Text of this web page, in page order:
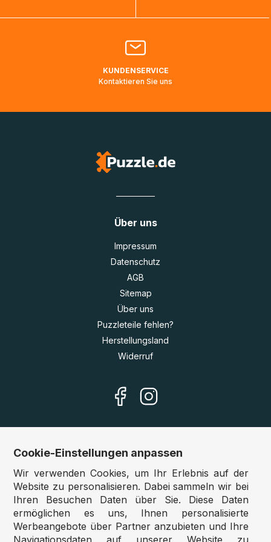
Bitte kontaktieren Sie denKundenservicefalls Ihr Paket
Lieferadressen in Deutschland oder Europa mehrere Tage
KUNDENSERVICE
Kontaktieren Sie uns
Über uns
Impressum
Datenschutz
AGB
Sitemap
Über uns
Puzzleteile fehlen?
Herstellungsland
Widerruf
Unsere Shops
Deutschland:www.puzzle.de
Österreich:
www.puzzle.at
Belgien:www.puzzle.be
Großbritannien:www.jigsawpuzzle.co.uk
Cookie-Einstellungen anpassen
Wir verwenden Cookies, um Ihr Erlebnis auf der
Website zu personalisieren. Dabei sammeln wir bei
Ihren Besuchen Daten über Sie. Diese Daten
ermöglichen es uns, Ihnen personalisierte
Werbeangebote über Partner anzubieten und Ihre
Navigationsdaten auf unserer Website zu